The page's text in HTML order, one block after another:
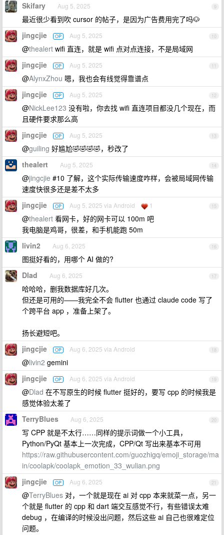
9
Skifary Aug 5, 2025
最近很少看到吹 cursor 的帖子，是因为广告费用完了吗🐶
10
jingcjie OP Aug 5, 2025
@thealert wifi 直连，就是 wifi 点对点连接，不是局域网
11
jingcjie OP Aug 5, 2025
@AlynxZhou 嗯，我也会有线觉得靠谱点
12
jingcjie OP Aug 5, 2025
@NickLee123 没有啦，你去找 wifi 直连项目都没几个现在，而
且硬件要求那么高
13
jingcjie OP Aug 5, 2025
@guiling 好尴尬🤣🤣🤣🤣，秒改了
14
thealert Aug 5, 2025
@jingcjie #10 了解，这个实际传输速度咋样，会被局域网传输
速度快很多还是差不太多
15
jingcjie OP Aug 5, 2025 via Android 1
@thealert 看网卡，好的网卡可以 100m 吧
我电脑是鸡哥，很差，和手机能跑 50m
16
livin2 Aug 6, 2025
图挺好看的，用哪个 AI 做的?
17
Dlad Aug 6, 2025
哈哈哈，删我数据库好几次。
但还是可用的——我完全不会 flutter 也通过 claude code 写了
个跨平台 app ，准备上架了。
扬长避短吧。
18
jingcjie OP Aug 6, 2025 via Android
@livin2 gemini
19
jingcjie OP Aug 6, 2025 via Android
@Dlad 在不写原生的时候 flutter 挺好的，要写 cpp 的时候我是
感觉体验太差了
20
TerryBlues Aug 6, 2025
写 CPP 就是不太行……同样的提示词做一个小工具，
Python/PyQt 基本上一次完成，CPP/Qt 写出来基本不可用
https://raw.githubusercontent.com/guozhigq/emoji_storage/ma
in/coolapk/coolapk_emotion_33_wulian.png
21
jingcjie OP Aug 6, 2025
@TerryBlues 对，一个就是现在 ai 对 cpp 本来就菜一点，另一
个就是 flutter 的 cpp 和 dart 端交互感觉不行，有些错误太难
debug ，在编译的时候没出问题，然后这些 ai 自己也很难定位
问题。